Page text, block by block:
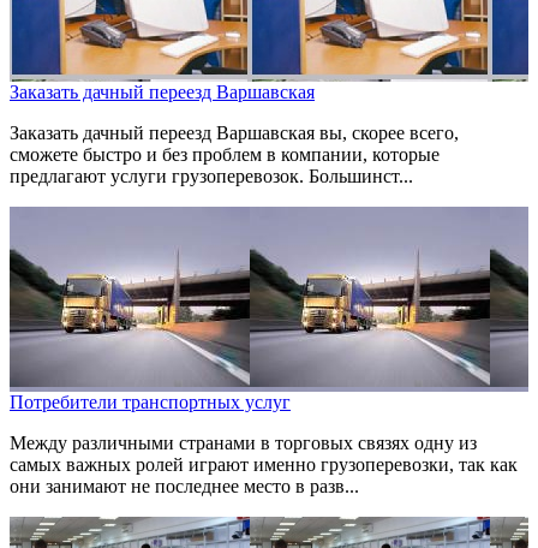
Заказать дачный переезд Варшавская
Заказать дачный переезд Варшавская вы, скорее всего,
сможете быстро и без проблем в компании, которые
предлагают услуги грузоперевозок. Большинст...
Потребители транспортных услуг
Между различными странами в торговых связях одну из
самых важных ролей играют именно грузоперевозки, так как
они занимают не последнее место в разв...